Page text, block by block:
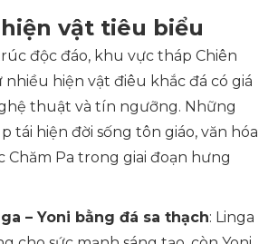
vật tiêu biểu
độc đáo, khu vực tháp Chiên
hiện vật điêu khắc đá có giá
thuật và tín ngưỡng. Những
tái hiện đời sống tôn giáo, văn hóa
Chăm Pa trong giai đoạn hưng
– Yoni bằng đá sa thạch: Linga